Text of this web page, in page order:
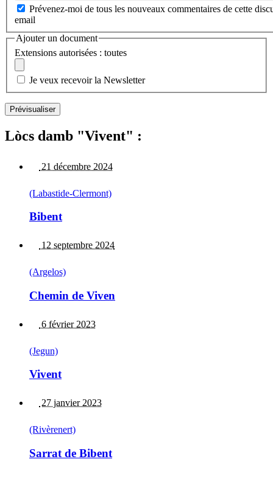
Prévenez-moi de tous les nouveaux commentaires de cette
email
Ajouter un document
Extensions autorisées : toutes
Je veux recevoir la Newsletter
Lòcs damb "Vivent" :
21 décembre 2024
(Labastide-Clermont)
Bibent
12 septembre 2024
(Argelos)
Chemin de Viven
6 février 2023
(Jegun)
Vivent
27 janvier 2023
(Rivèrenert)
Sarrat de Bibent